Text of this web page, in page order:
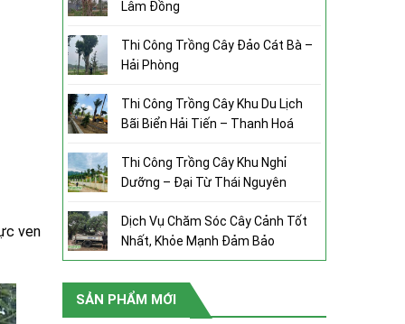
Lâm Đồng
Thi Công Trồng Cây Đảo Cát Bà –
Hải Phòng
Thi Công Trồng Cây Khu Du Lịch
Bãi Biển Hải Tiến – Thanh Hoá
Thi Công Trồng Cây Khu Nghỉ
Dưỡng – Đại Từ Thái Nguyên
Dịch Vụ Chăm Sóc Cây Cảnh Tốt
Nhất, Khỏe Mạnh Đảm Bảo
SẢN PHẨM MỚI
ven